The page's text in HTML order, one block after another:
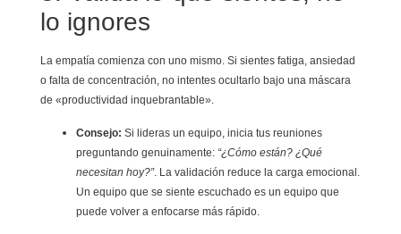
lo ignores
La empatía comienza con uno mismo. Si sientes fatiga, ansiedad
o falta de concentración, no intentes ocultarlo bajo una máscara
de «productividad inquebrantable».
Consejo: Si lideras un equipo, inicia tus reuniones
preguntando genuinamente: “¿Cómo están? ¿Qué
necesitan hoy?”. La validación reduce la carga emocional.
Un equipo que se siente escuchado es un equipo que
puede volver a enfocarse más rápido.